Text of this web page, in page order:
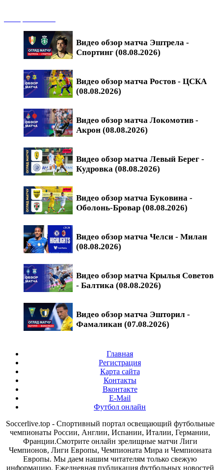
Видео обзор матча Эштрела -
Спортинг (08.08.2026)
Видео обзор матча Ростов - ЦСКА
(08.08.2026)
Видео обзор матча Локомотив -
Акрон (08.08.2026)
Видео обзор матча Левый Берег -
Кудровка (08.08.2026)
Видео обзор матча Буковина -
Оболонь-Бровар (08.08.2026)
Видео обзор матча Челси - Милан
(08.08.2026)
Видео обзор матча Крылья Советов
- Балтика (08.08.2026)
Видео обзор матча Эшторил -
Фамаликан (07.08.2026)
Главная
Регистрация
Карта сайта
Контакты
Вконтакте
E-Mail
Футбол онлайн
Soccerlive.top - Спортивный портал освещающий футбольные
чемпионаты России, Англии, Испании, Италии, Германии,
Франции.Смотрите онлайн зрелищные матчи Лиги
Чемпионов, Лиги Европы, Чемпионата Мира и Чемпионата
Европы. Мы даем нашим читателям только свежую
информацию. Ежедневная публикация футбольных новостей